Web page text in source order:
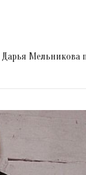
Мельникова